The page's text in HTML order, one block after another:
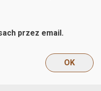
przez email.